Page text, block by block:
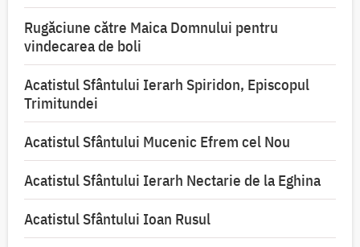
Rugăciune către Maica Domnului pentru
vindecarea de boli
Acatistul Sfântului Ierarh Spiridon, Episcopul
Trimitundei
Acatistul Sfântului Mucenic Efrem cel Nou
Acatistul Sfântului Ierarh Nectarie de la Eghina
Acatistul Sfântului Ioan Rusul